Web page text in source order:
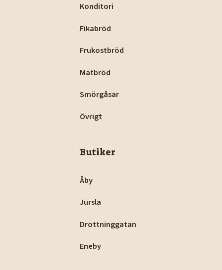
Konditori
Fikabröd
Frukostbröd
Matbröd
Smörgåsar
Övrigt
Butiker
Åby
Jursla
Drottninggatan
Eneby